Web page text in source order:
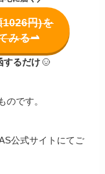
1026円)を
みる⇀
するだけ
です。
公式サイトにてご